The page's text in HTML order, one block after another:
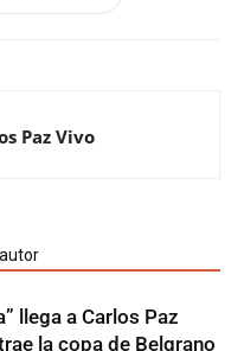
Paz Vivo
llega a Carlos Paz
la copa de Belgrano